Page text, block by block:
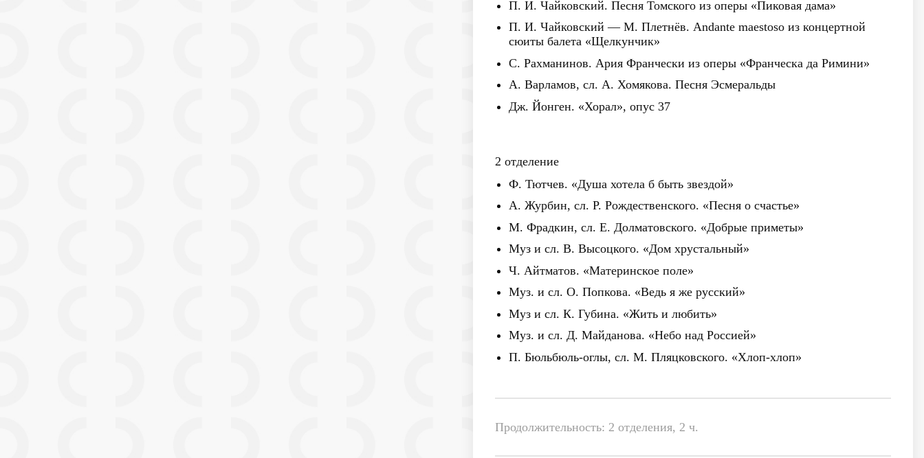
П. И. Чайковский. Песня Томского из оперы «Пиковая дама»
П. И. Чайковский — М. Плетнёв. Andante maestoso из концертной
сюиты балета «Щелкунчик»
С. Рахманинов. Ария Франчески из оперы «Франческа да Римини»
А. Варламов, сл. А. Хомякова. Песня Эсмеральды
Дж. Йонген. «Хорал», опус 37
2 отделение
Ф. Тютчев. «Душа хотела б быть звездой»
А. Журбин, сл. Р. Рождественского. «Песня о счастье»
М. Фрадкин, сл. Е. Долматовского. «Добрые приметы»
Муз и сл. В. Высоцкого. «Дом хрустальный»
Ч. Айтматов. «Материнское поле»
Муз. и сл. О. Попкова. «Ведь я же русский»
Муз и сл. К. Губина. «Жить и любить»
Муз. и сл. Д. Майданова. «Небо над Россией»
П. Бюльбюль-оглы, сл. М. Пляцковского. «Хлоп-хлоп»
Продолжительность: 2 отделения, 2 ч.